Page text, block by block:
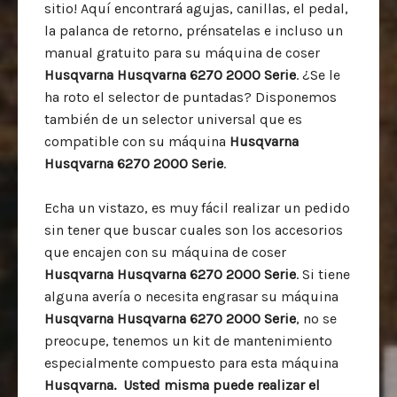
sitio! Aquí encontrará agujas, canillas, el pedal,
la palanca de retorno, prénsatelas e incluso un
manual gratuito para su máquina de coser
Husqvarna Husqvarna 6270 2000 Serie. ¿Se le
ha roto el selector de puntadas? Disponemos
también de un selector universal que es
compatible con su máquina Husqvarna
Husqvarna 6270 2000 Serie.
Echa un vistazo, es muy fácil realizar un pedido
sin tener que buscar cuales son los accesorios
que encajen con su máquina de coser
Husqvarna Husqvarna 6270 2000 Serie. Si tiene
alguna avería o necesita engrasar su máquina
Husqvarna Husqvarna 6270 2000 Serie, no se
preocupe, tenemos un kit de mantenimiento
especialmente compuesto para esta máquina
Husqvarna. Usted misma puede realizar el